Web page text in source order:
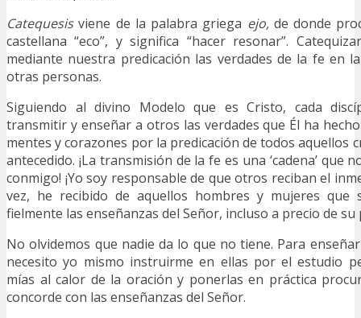
Catequesisviene de la palabra griega ejo, de donde
castellana “eco”, y significa “hacer resonar”.
mediante nuestra predicación las verdades de la fe en
otras personas.
Siguiendo al divino Modelo que es Cristo, cada
transmitir y enseñar a otros las verdades que Él ha
mentes y corazones por la predicación de todos aquellos
antecedido. ¡La transmisión de la fe es una ‘cadena’ que
conmigo! ¡Yo soy responsable de que otros reciban el
vez, he recibido de aquellos hombres y mujeres que
fielmente las enseñanzas del Señor, incluso a precio de su
No olvidemos que nadie da lo que no tiene. Para
necesito yo mismo instruirme en ellas por el estudio
mías al calor de la oración y ponerlas en práctica
concorde con las enseñanzas del Señor.